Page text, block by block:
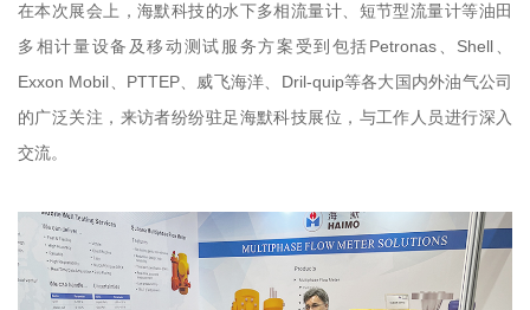
在本次展会上，海默科技的水下多相流量计、短节型流量计等油田
多相计量设备及移动测试服务方案受到包括Petronas、Shell、
Exxon Mobil、PTTEP、威飞海洋、Dril-quip等各大国内外油气公司
的广泛关注，来访者纷纷驻足海默科技展位，与工作人员进行深入
交流。